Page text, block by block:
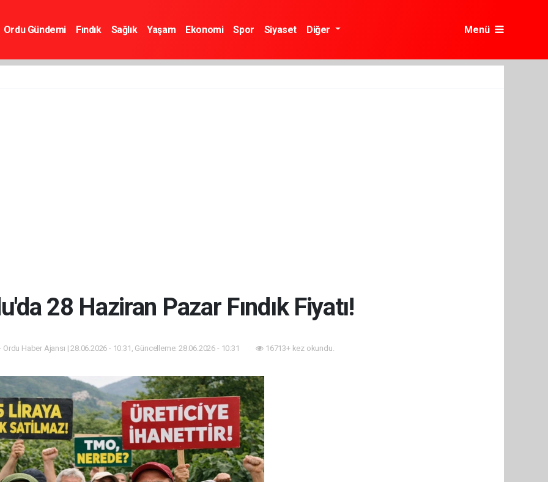
Ordu Gündemi Fındık Sağlık Yaşam Ekonomi Spor Siyaset Diğer Menü
28 Haziran Pazar Fındık Fiyatı!
Ordu Haber Ajansı | 28.06.2026 - 10:31, Güncelleme: 28.06.2026 - 10:31 16713+ kez okundu.